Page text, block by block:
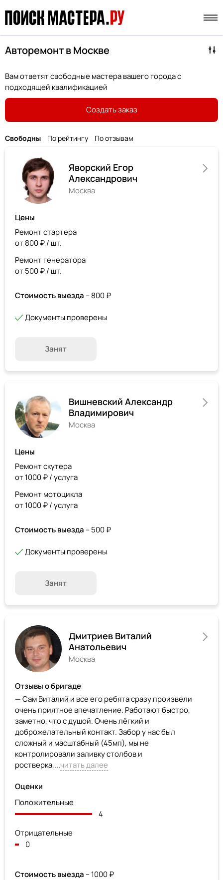
Авторемонт в Москве
Вам ответят свободные мастера вашего города с
подходящей квалификацией
Создать заказ
Свободны По рейтингу По отзывам
Яворский Егор
Александрович
Москва
Цены
Ремонт стартера
от 800 ₽ / шт.
Ремонт генератора
от 500 ₽ / шт.
Стоимость выезда – 800 ₽
Документы проверены
Занят
Вишневский Александр
Владимирович
Москва
Цены
Ремонт скутера
от 1000 ₽ / услуга
Ремонт мотоцикла
от 1000 ₽ / услуга
Стоимость выезда – 500 ₽
Документы проверены
Занят
Дмитриев Виталий
Анатольевич
Москва
Отзывы о бригаде
— Сам Виталий и все его ребята сразу произвели
очень приятное впечатление. Работают быстро,
заметно, что с душой. Очень лёгкий и
доброжелательный контакт. Забор у нас был
сложный и масштабный (45мп), мы не
контролировали заливку столбов и
ростверка,...читать далее
Оценки
Положительные
4
Отрицательные
0
Стоимость выезда – 1000 ₽